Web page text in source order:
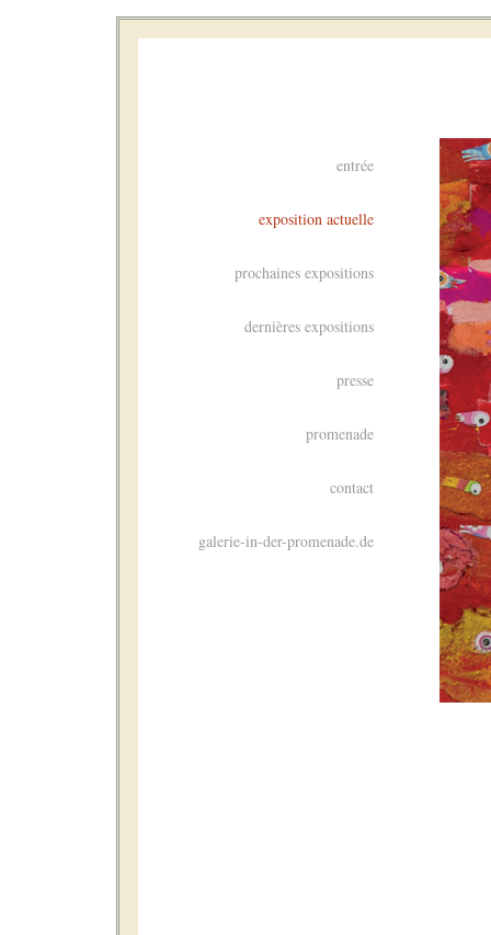
entrée
exposition actuelle
prochaines expositions
dernières expositions
presse
promenade
contact
galerie-in-der-promenade.de